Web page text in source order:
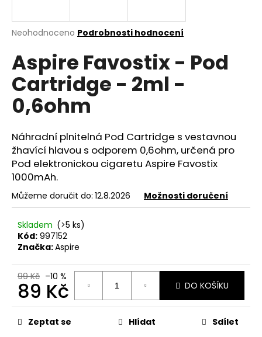
Průměrné
produktu
je
0,0
z
5
hvězdiček.
Neohodnoceno Podrobnosti hodnocení
Aspire Favostix - Pod
Cartridge - 2ml -
0,6ohm
Náhradní plnitelná Pod Cartridge s vestavnou
žhavící hlavou s odporem 0,6ohm, určená pro
Pod elektronickou cigaretu Aspire Favostix
1000mAh.
Můžeme doručit do: 12.8.2026 Možnosti doručení
Skladem (>5 ks)
Kód: 997152
Značka:Aspire
99 Kč –10 %
89 Kč
Měrná
cena:
DO KOŠÍKU
Zeptat se Hlídat Sdílet
j
t
?
HLEDAT
o
p
o
u
č
u
m
e